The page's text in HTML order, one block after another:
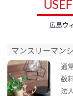
広島ウ
マンスリーマン
通
数
法